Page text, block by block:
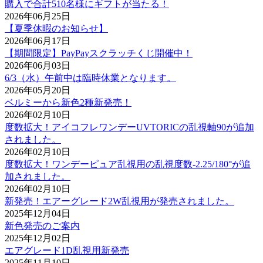
購入で合計510名様にギフトが当たる！
2026年06月25日
【夏季休暇のお知らせ】
2026年06月17日
【期間限定】PayPayスクラッチくじ開催中！
2026年06月03日
6/3（水）午前中は臨時休業となります。
2026年05月20日
ベルミーから新色2種新発売！
2026年02月10日
度数拡大！アイコフレワンデーUVTORICの乱視軸90が追加
されました。
2026年02月10日
度数拡大！ワンデーピュア乱視用の乱視度数-2.25/180°が追
加されました。
2026年02月10日
新発売！エアーグレード2W乱視用が発売されました。
2025年12月04日
新色発売のご案内
2025年12月02日
エアグレード1D乱視用新発売